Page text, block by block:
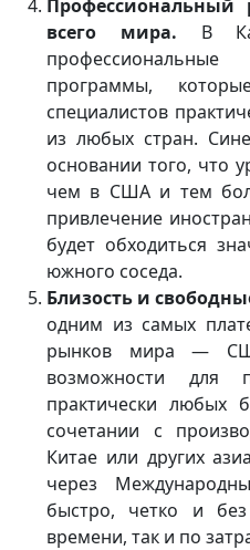
Профессиональный
всего мира. В
программы,
специалистов
из любых стран.
основании того, что
чем в США и тем
привлечение
будет обходиться
южного соседа.
Близость и
одним из самых
рынков мира —
возможности для
практически любых
сочетании с
Китае или других
через
быстро, четко и
времени, так и по